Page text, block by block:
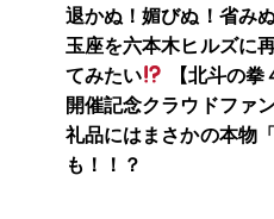
退かぬ！媚びぬ！省み
玉座を六本木ヒルズに
てみたい
【北斗の拳
開催記念クラウドファ
礼品にはまさかの本物
も！！？